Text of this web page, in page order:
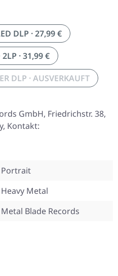
DLP · 27,99 €
· 31,99 €
DLP · AUSVERKAUFT
GmbH, Friedrichstr. 38,
Kontakt:
Portrait
Heavy Metal
Metal Blade Records